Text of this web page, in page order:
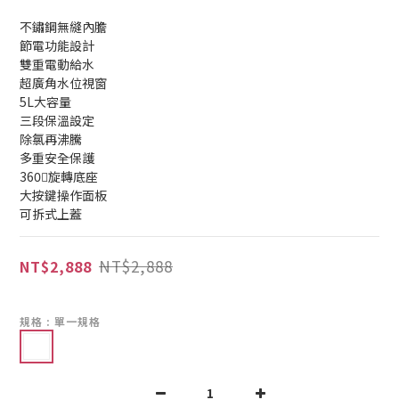
不鏽鋼無縫內膽
節電功能設計
雙重電動給水
超廣角水位視窗
5L大容量
三段保溫設定
除氯再沸騰
多重安全保護
360〫旋轉底座
大按鍵操作面板
可拆式上蓋
NT$2,888 NT$2,888
規格 : 單一規格